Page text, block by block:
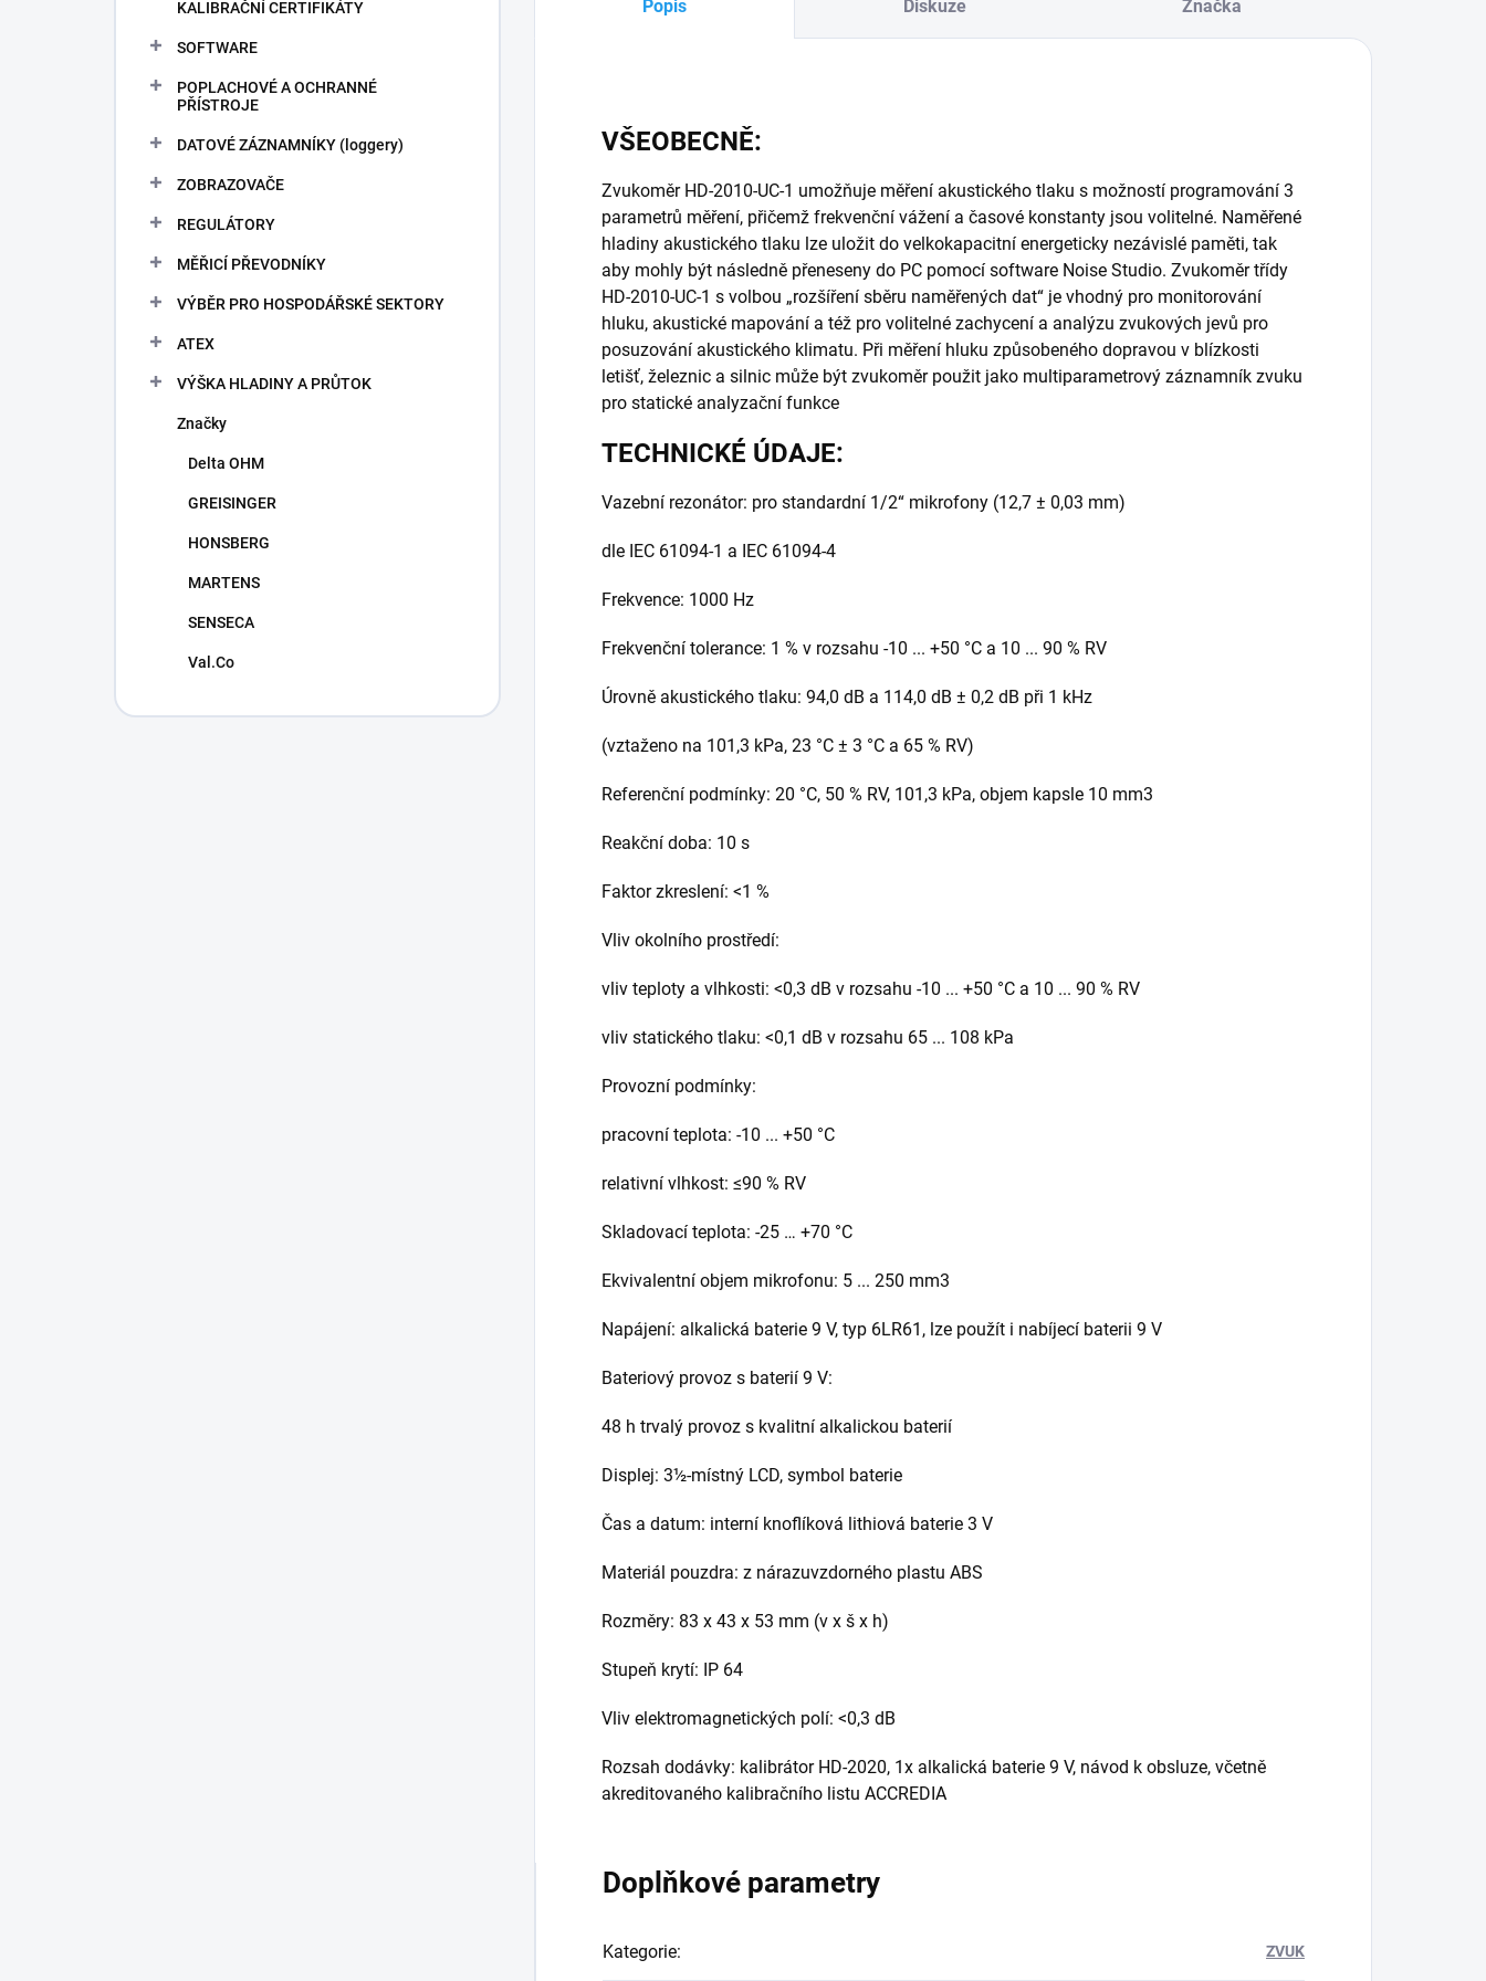
KALIBRAČNÍ CERTIFIKÁTY
SOFTWARE
POPLACHOVÉ A OCHRANNÉ
PŘÍSTROJE
DATOVÉ ZÁZNAMNÍKY (loggery)
ZOBRAZOVAČE
REGULÁTORY
MĚŘICÍ PŘEVODNÍKY
VÝBĚR PRO HOSPODÁŘSKÉ SEKTORY
ATEX
VÝŠKA HLADINY A PRŮTOK
Značky
Delta OHM
GREISINGER
HONSBERG
MARTENS
SENSECA
Val.Co
Popis Diskuze Značka
VŠEOBECNĚ:
Zvukoměr HD-2010-UC-1 umožňuje měření akustického tlaku s možností programování 3
parametrů měření, přičemž frekvenční vážení a časové konstanty jsou volitelné. Naměřené
hladiny akustického tlaku lze uložit do velkokapacitní energeticky nezávislé paměti, tak
aby mohly být následně přeneseny do PC pomocí software Noise Studio. Zvukoměr třídy
HD-2010-UC-1 s volbou „rozšíření sběru naměřených dat“ je vhodný pro monitorování
hluku, akustické mapování a též pro volitelné zachycení a analýzu zvukových jevů pro
posuzování akustického klimatu. Při měření hluku způsobeného dopravou v blízkosti
letišť, železnic a silnic může být zvukoměr použit jako multiparametrový záznamník zvuku
pro statické analyzační funkce
TECHNICKÉ ÚDAJE:
Vazební rezonátor: pro standardní 1/2“ mikrofony (12,7 ± 0,03 mm)
dle IEC 61094-1 a IEC 61094-4
Frekvence: 1000 Hz
Frekvenční tolerance: 1 % v rozsahu -10 ... +50 °C a 10 ... 90 % RV
Úrovně akustického tlaku: 94,0 dB a 114,0 dB ± 0,2 dB při 1 kHz
(vztaženo na 101,3 kPa, 23 °C ± 3 °C a 65 % RV)
Referenční podmínky: 20 °C, 50 % RV, 101,3 kPa, objem kapsle 10 mm3
Reakční doba: 10 s
Faktor zkreslení: <1 %
Vliv okolního prostředí:
vliv teploty a vlhkosti: <0,3 dB v rozsahu -10 ... +50 °C a 10 ... 90 % RV
vliv statického tlaku: <0,1 dB v rozsahu 65 ... 108 kPa
Provozní podmínky:
pracovní teplota: -10 ... +50 °C
relativní vlhkost: ≤90 % RV
Skladovací teplota: -25 … +70 °C
Ekvivalentní objem mikrofonu: 5 ... 250 mm3
Napájení: alkalická baterie 9 V, typ 6LR61, lze použít i nabíjecí baterii 9 V
Bateriový provoz s baterií 9 V:
48 h trvalý provoz s kvalitní alkalickou baterií
Displej: 3½-místný LCD, symbol baterie
Čas a datum: interní knoflíková lithiová baterie 3 V
Materiál pouzdra: z nárazuvzdorného plastu ABS
Rozměry: 83 x 43 x 53 mm (v x š x h)
Stupeň krytí: IP 64
Vliv elektromagnetických polí: <0,3 dB
Rozsah dodávky: kalibrátor HD-2020, 1x alkalická baterie 9 V, návod k obsluze, včetně
akreditovaného kalibračního listu ACCREDIA
Doplňkové parametry
Kategorie: ZVUK